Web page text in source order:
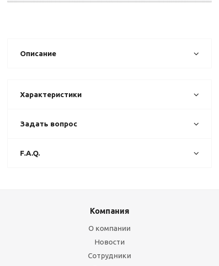
Описание
Характеристики
Задать вопрос
F.A.Q.
Компания
О компании
Новости
Сотрудники